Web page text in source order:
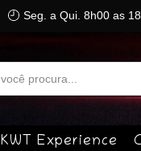
Seg. a Qui. 8h00 as
Search
input
KWT Experience